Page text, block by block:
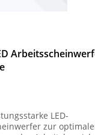
LED-
zur